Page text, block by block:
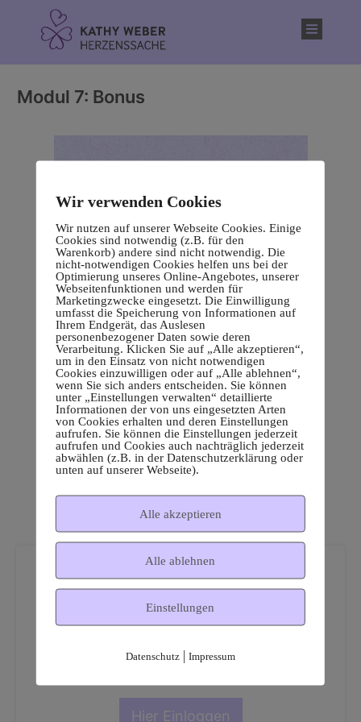
Modul 7: Bonus
Dies ist ein geschützter
Mitgliederbereich!
Hier Einloggen
Wir verwenden Cookies
Wir nutzen auf unserer Webseite Cookies. Einige
Cookies sind notwendig (z.B. für den
Warenkorb) andere sind nicht notwendig. Die
nicht-notwendigen Cookies helfen uns bei der
Optimierung unseres Online-Angebotes, unserer
Webseitenfunktionen und werden für
Marketingzwecke eingesetzt. Die Einwilligung
umfasst die Speicherung von Informationen auf
Ihrem Endgerät, das Auslesen
personenbezogener Daten sowie deren
Verarbeitung. Klicken Sie auf „Alle akzeptieren“,
um in den Einsatz von nicht notwendigen
Cookies einzuwilligen oder auf „Alle ablehnen“,
wenn Sie sich anders entscheiden. Sie können
unter „Einstellungen verwalten“ detaillierte
Informationen der von uns eingesetzten Arten
von Cookies erhalten und deren Einstellungen
aufrufen. Sie können die Einstellungen jederzeit
aufrufen und Cookies auch nachträglich jederzeit
abwählen (z.B. in der Datenschutzerklärung oder
unten auf unserer Webseite).
Alle akzeptieren
Alle ablehnen
Einstellungen
Datenschutz| Impressum